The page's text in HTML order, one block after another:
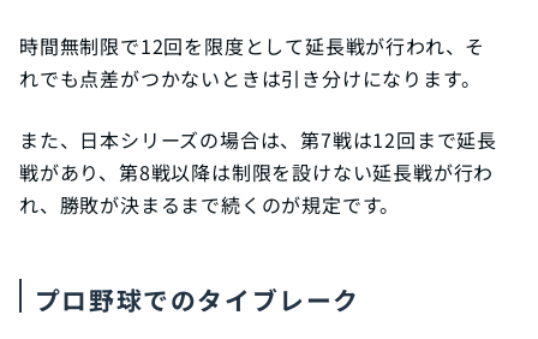
時間無制限で12回を限度として延長戦が行われ、そ
れでも点差がつかないときは引き分けになります。
また、日本シリーズの場合は、第7戦は12回まで延長
戦があり、第8戦以降は制限を設けない延長戦が行わ
れ、勝敗が決まるまで続くのが規定です。
プロ野球でのタイブレーク